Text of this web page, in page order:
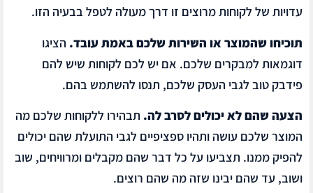
עדויות של לקוחות מרוצים זו דרך מעולה לטפל בבעיה הזו.
תוכיחו שהמוצר או השירות שלכם באמת עובד. הציגו
דוגמאות למבקרים שלכם. אם יש לכם לקוחות שיש להם
פידבק טוב לגבי העסק שלכם, תנסו להשתמש בהם.
הצעה שהם לא יכולים לסרב לה. תבהירו ללקוחות שלכם מה
המוצר שלכם עושה ותהיו ספציפיים לגבי התועלת שהם יכולים
להפיק ממנו. תצביעו על כל דבר שהם מקבלים ומרוויחים, שוב
ושוב, עד שהם יבינו שזה מה שהם רוצים.